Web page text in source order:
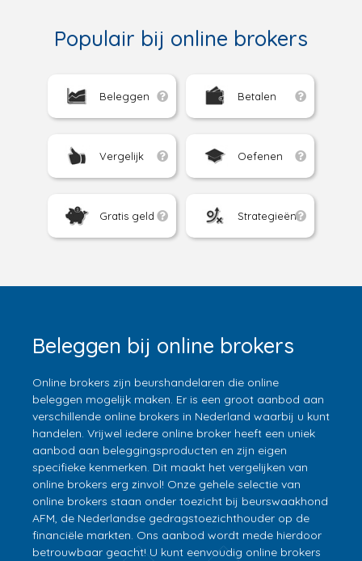
Populair bij online brokers
Beleggen Betalen
Vergelijk Oefenen
Gratis geld Strategieën
Beleggen bij online brokers
Online brokers zijn beurshandelaren die online
beleggen mogelijk maken. Er is een groot aanbod aan
verschillende online brokers in Nederland waarbij u kunt
handelen. Vrijwel iedere online broker heeft een uniek
aanbod aan beleggingsproducten en zijn eigen
specifieke kenmerken. Dit maakt het vergelijken van
online brokers erg zinvol! Onze gehele selectie van
online brokers staan onder toezicht bij beurswaakhond
AFM, de Nederlandse gedragstoezichthouder op de
financiële markten. Ons aanbod wordt mede hierdoor
betrouwbaar geacht! U kunt eenvoudig online brokers